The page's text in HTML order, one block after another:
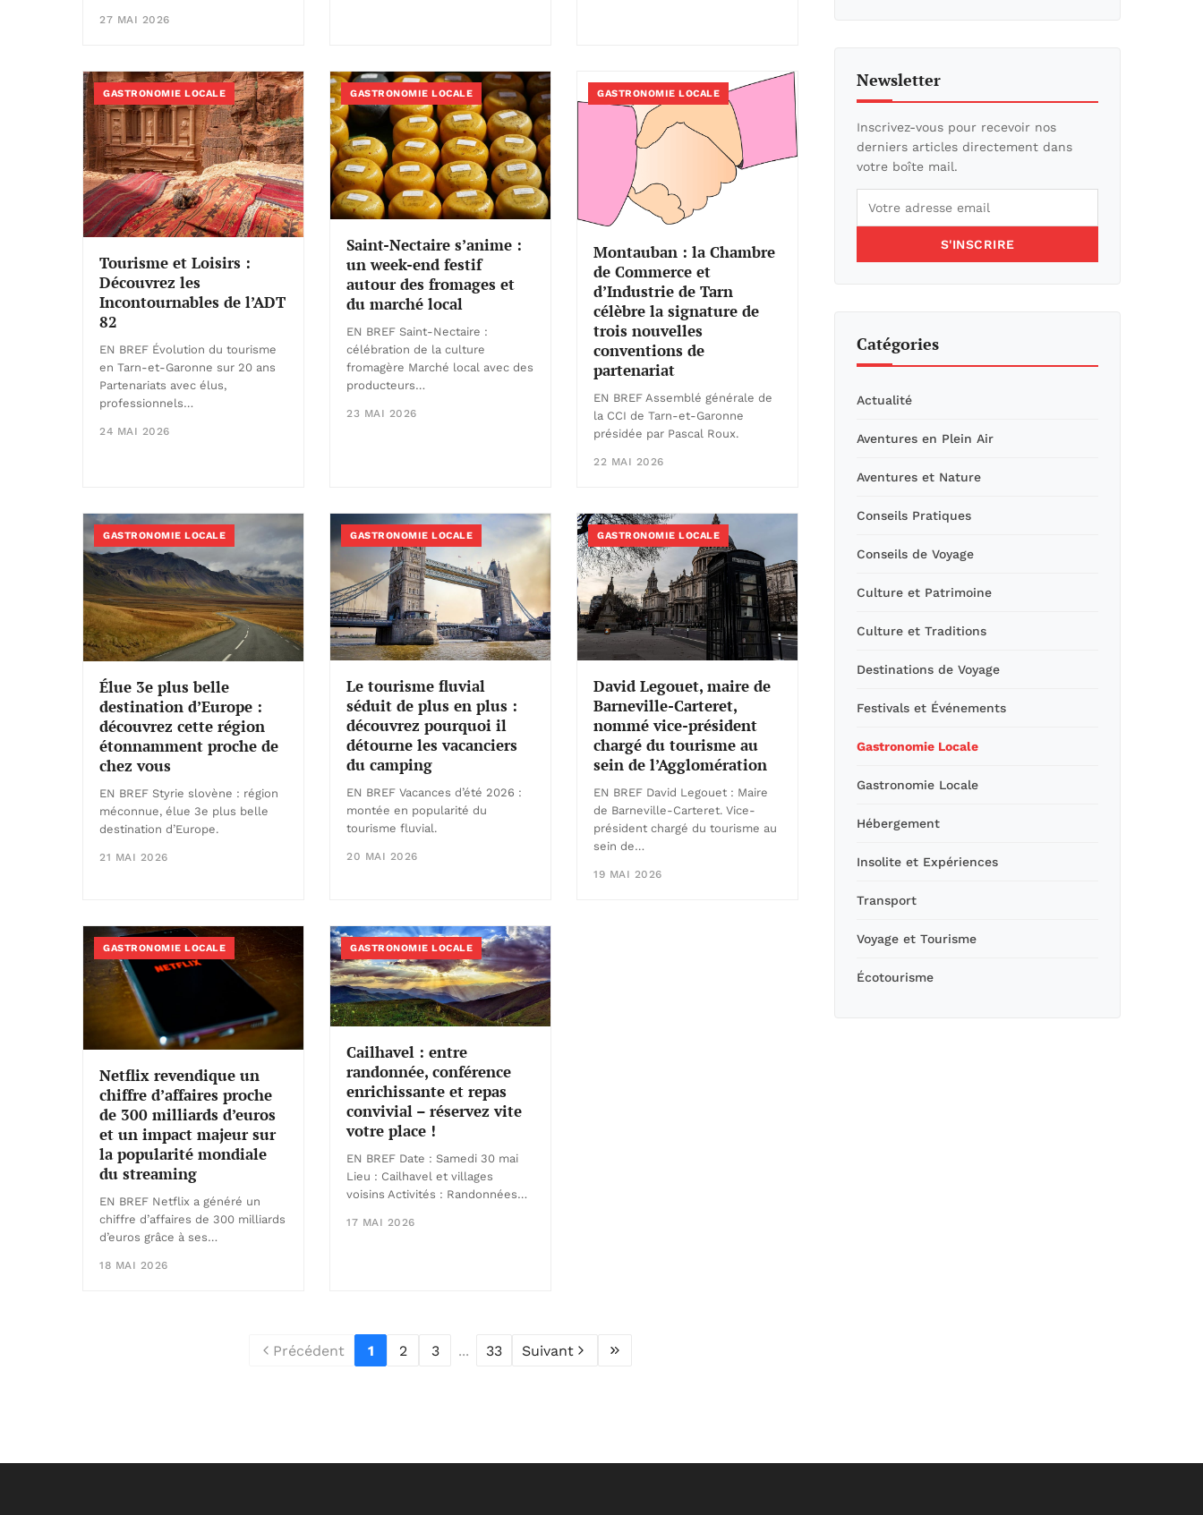
27 MAI 2026
GASTRONOMIE LOCALE
Tourisme et Loisirs :
Découvrez les
Incontournables de l’ADT
82
EN BREF Évolution du tourisme
en Tarn-et-Garonne sur 20 ans
Partenariats avec élus,
professionnels…
24 MAI 2026
GASTRONOMIE LOCALE
Saint-Nectaire s’anime :
un week-end festif
autour des fromages et
du marché local
EN BREF Saint-Nectaire :
célébration de la culture
fromagère Marché local avec des
producteurs…
23 MAI 2026
GASTRONOMIE LOCALE
Montauban : la Chambre
de Commerce et
d’Industrie de Tarn
célèbre la signature de
trois nouvelles
conventions de
partenariat
EN BREF Assemblé générale de
la CCI de Tarn-et-Garonne
présidée par Pascal Roux.
22 MAI 2026
GASTRONOMIE LOCALE
Élue 3e plus belle
destination d’Europe :
découvrez cette région
étonnamment proche de
chez vous
EN BREF Styrie slovène : région
méconnue, élue 3e plus belle
destination d’Europe.
21 MAI 2026
GASTRONOMIE LOCALE
Le tourisme fluvial
séduit de plus en plus :
découvrez pourquoi il
détourne les vacanciers
du camping
EN BREF Vacances d’été 2026 :
montée en popularité du
tourisme fluvial.
20 MAI 2026
GASTRONOMIE LOCALE
David Legouet, maire de
Barneville-Carteret,
nommé vice-président
chargé du tourisme au
sein de l’Agglomération
EN BREF David Legouet : Maire
de Barneville-Carteret. Vice-
président chargé du tourisme au
sein de…
19 MAI 2026
GASTRONOMIE LOCALE
Netflix revendique un
chiffre d’affaires proche
de 300 milliards d’euros
et un impact majeur sur
la popularité mondiale
du streaming
EN BREF Netflix a généré un
chiffre d’affaires de 300 milliards
d’euros grâce à ses…
18 MAI 2026
GASTRONOMIE LOCALE
Cailhavel : entre
randonnée, conférence
enrichissante et repas
convivial – réservez vite
votre place !
EN BREF Date : Samedi 30 mai
Lieu : Cailhavel et villages
voisins Activités : Randonnées…
17 MAI 2026
Précédent 1 2 3 ... 33 Suivant
Newsletter
Inscrivez-vous pour recevoir nos
derniers articles directement dans
votre boîte mail.
S'INSCRIRE
Catégories
Actualité
Aventures en Plein Air
Aventures et Nature
Conseils Pratiques
Conseils de Voyage
Culture et Patrimoine
Culture et Traditions
Destinations de Voyage
Festivals et Événements
Gastronomie Locale
Gastronomie Locale
Hébergement
Insolite et Expériences
Transport
Voyage et Tourisme
Écotourisme